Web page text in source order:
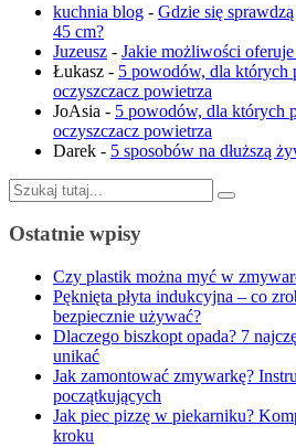
kuchnia blog - Gdzie się
45 cm?
Juzeusz - Jakie możliwości
Łukasz - 5 powodów, dla których
oczyszczacz powietrza
JoAsia - 5 powodów, dla których
oczyszczacz powietrza
Darek - 5 sposobów na dłuższą
Szukaj:
Ostatnie wpisy
Czy plastik można myć w
Pęknięta płyta indukcyjna – co
bezpiecznie używać?
Dlaczego biszkopt opada? 7
unikać
Jak zamontować zmywarkę?
początkujących
Jak piec pizzę w piekarniku?
kroku